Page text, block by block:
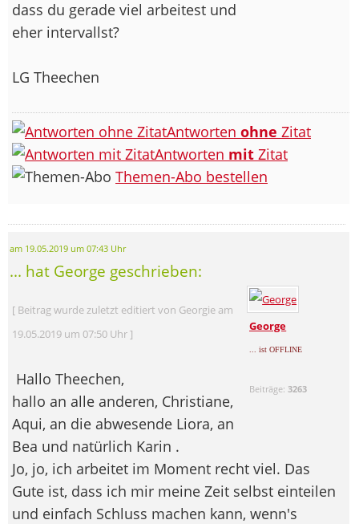
dass du gerade viel arbeitest und
eher intervallst?
LG Theechen
Antworten ohne Zitat
Antworten mit Zitat
Themen-Abo bestellen
am 19.05.2019 um 07:43 Uhr
... hat George geschrieben:
George
... ist OFFLINE
Beiträge:3263
[ Beitrag wurde zuletzt editiert von Georgie am
19.05.2019 um 07:50 Uhr ]
Hallo Theechen,
hallo an alle anderen, Christiane,
Aqui, an die abwesende Liora, an
Bea und natürlich Karin .
Jo, jo, ich arbeitet im Moment recht viel. Das
Gute ist, dass ich mir meine Zeit selbst einteilen
und einfach Schluss machen kann, wenn's